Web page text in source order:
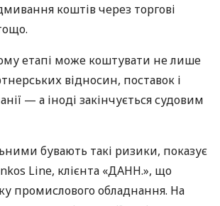
коштів через торгові
етапі може коштувати не лише
відносин, поставок і
— а іноді закінчується судовим
бувають такі ризики, показує
Line, клієнта «ДАНН.», що
промислового обладнання. На